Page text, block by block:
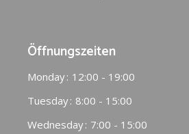
Öffnungszeiten
Monday 12:00 - 19:00
Tuesday 8:00 - 15:00
Wednesday 7:00 - 15:00